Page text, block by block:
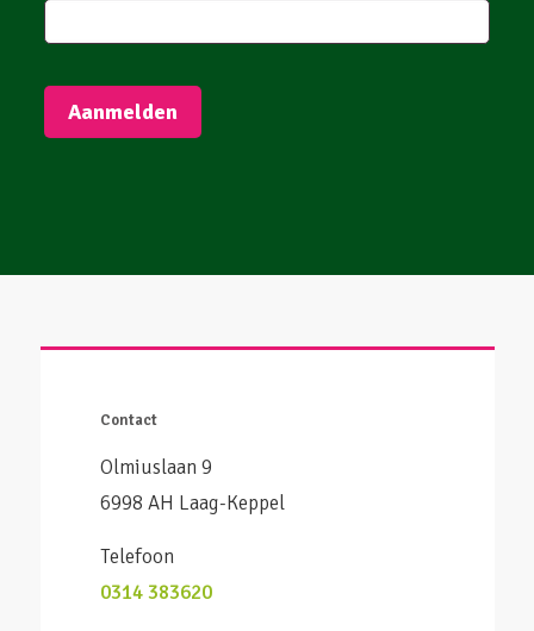
Contact
Olmiuslaan 9
6998 AH Laag-Keppel
Telefoon
0314 383620